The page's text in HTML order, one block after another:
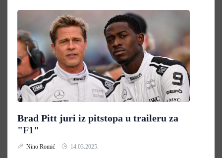
Brad Pitt juri iz pitstopa u traileru za
"F1"
Nino Romić 14.03.2025.